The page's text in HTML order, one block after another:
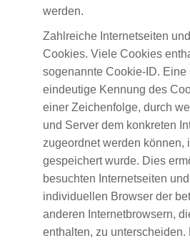
werden.
Zahlreiche Internetseiten
Cookies. Viele Cookies
sogenannte Cookie-ID.
eindeutige Kennung des
einer Zeichenfolge, durch
und Server dem konkreten
zugeordnet werden können,
gespeichert wurde. Dies
besuchten Internetseiten
individuellen Browser der
anderen Internetbrowsern,
enthalten, zu unterscheiden.